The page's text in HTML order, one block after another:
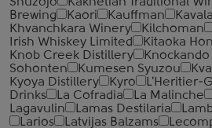
Brewing
Kaori Kauffman
Khvanchkara Winery
Kilchoman
Irish Whiskey Limited
Kitaoka
Knob Creek Distillery
Sohonten
Kumesen Syuzou
Kyoya Distillery
Kyro L'Heritier-
Drinks
La Cofradia La Malinche
Lagavulin
Lamas Destilaria
Larios
Latvijas Balzams